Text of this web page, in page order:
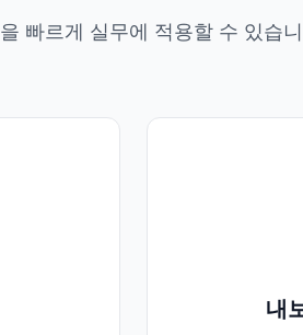
빠르게 실무에 적용할 수 있습
내